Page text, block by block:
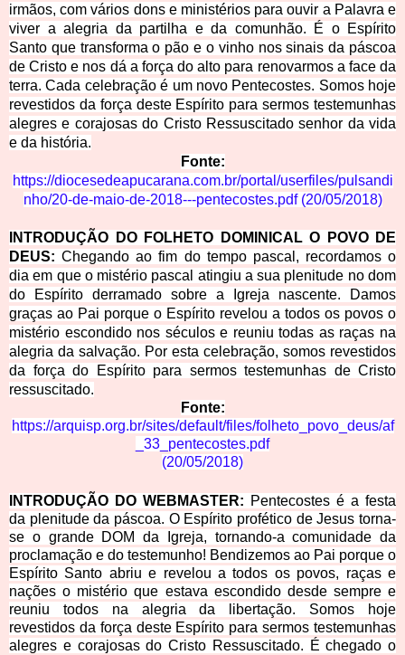
irmãos, com vários dons e ministérios para ouvir a Palavra e
viver a alegria da partilha e da comunhão. É o Espírito
Santo que transforma o pão e o vinho nos sinais da páscoa
de Cristo e nos dá a força do alto para renovarmos a face da
terra. Cada celebração é um novo Pentecostes. Somos hoje
revestidos da força deste Espírito para sermos testemunhas
alegres e corajosas do Cristo Ressuscitado senhor da vida
e da história.
Fonte:
https://diocesedeapucarana.com.br/portal/userfiles/pulsandi
nho/20-de-maio-de-2018---pentecostes.pdf (20/05/2018)
INTRODUÇÃO DO FOLHETO DOMINICAL O POVO DE
DEUS: Chegando ao fim do tempo pascal, recordamos o
dia em que o mistério pascal atingiu a sua plenitude no dom
do Espírito derramado sobre a Igreja nascente. Damos
graças ao Pai porque o Espírito revelou a todos os povos o
mistério escondido nos séculos e reuniu todas as raças na
alegria da salvação. Por esta celebração, somos revestidos
da força do Espírito para sermos testemunhas de Cristo
ressuscitado.
Fonte:
https://arquisp.org.br/sites/default/files/folheto_povo_deus/af
_33_pentecostes.pdf
(20/05/2018)
INTRODUÇÃO DO WEBMASTER: Pentecostes é a festa
da plenitude da páscoa. O Espírito profético de Jesus torna-
se o grande DOM da Igreja, tornando-a comunidade da
proclamação e do testemunho! Bendizemos ao Pai porque o
Espírito Santo abriu e revelou a todos os povos, raças e
nações o mistério que estava escondido desde sempre e
reuniu todos na alegria da libertação. Somos hoje
revestidos da força deste Espírito para sermos testemunhas
alegres e corajosas do Cristo Ressuscitado. É chegado o